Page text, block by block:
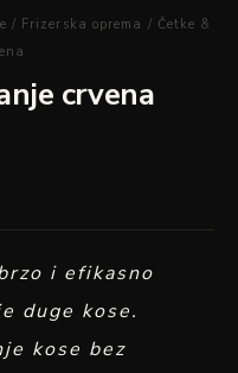
/ Frizerska oprema / Četke &
crvena
i efikasno
duge kose.
kose bez